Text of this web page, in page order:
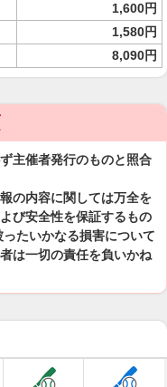
1,600円
1,580円
8,090円
主催者発行のものと照合
の内容に関しては万全を
び安全性を保証するもの
たいかなる損害について
は一切の責任を負いかね